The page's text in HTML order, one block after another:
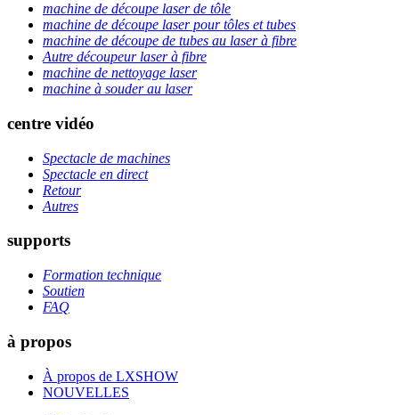
machine de découpe laser de tôle
machine de découpe laser pour tôles et tubes
machine de découpe de tubes au laser à fibre
Autre découpeur laser à fibre
machine de nettoyage laser
machine à souder au laser
centre vidéo
Spectacle de machines
Spectacle en direct
Retour
Autres
supports
Formation technique
Soutien
FAQ
à propos
À propos de LXSHOW
NOUVELLES